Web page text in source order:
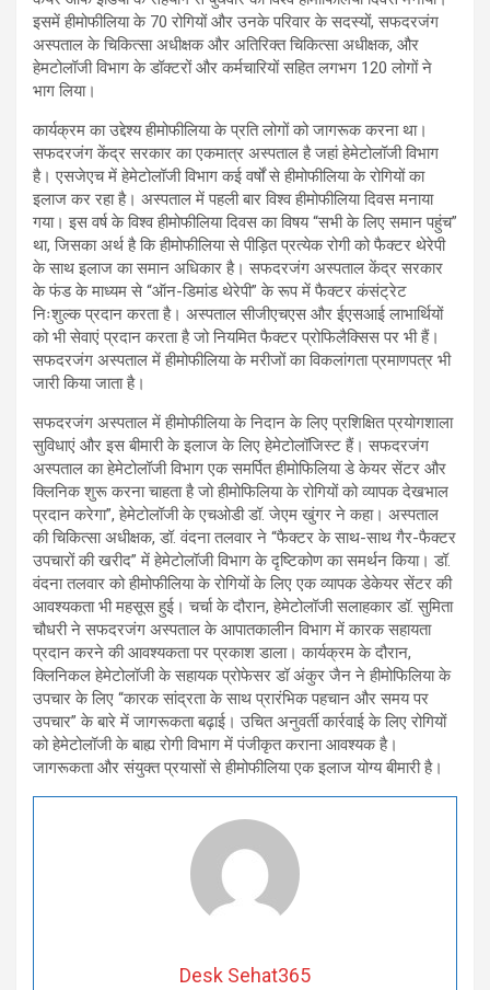
इसमें हीमोफीलिया के 70 रोगियों और उनके परिवार के सदस्यों, सफदरजंग
अस्पताल के चिकित्सा अधीक्षक और अतिरिक्त चिकित्सा अधीक्षक, और
हेमटोलॉजी विभाग के डॉक्टरों और कर्मचारियों सहित लगभग 120 लोगों ने
भाग लिया।
कार्यक्रम का उद्देश्य हीमोफीलिया के प्रति लोगों को जागरूक करना था।
सफदरजंग केंद्र सरकार का एकमात्र अस्पताल है जहां हेमेटोलॉजी विभाग
है। एसजेएच में हेमेटोलॉजी विभाग कई वर्षों से हीमोफीलिया के रोगियों का
इलाज कर रहा है। अस्पताल में पहली बार विश्व हीमोफीलिया दिवस मनाया
गया। इस वर्ष के विश्व हीमोफीलिया दिवस का विषय “सभी के लिए समान पहुंच”
था, जिसका अर्थ है कि हीमोफीलिया से पीड़ित प्रत्येक रोगी को फैक्टर थेरेपी
के साथ इलाज का समान अधिकार है। सफदरजंग अस्पताल केंद्र सरकार
के फंड के माध्यम से “ऑन-डिमांड थेरेपी” के रूप में फैक्टर कंसंट्रेट
निःशुल्क प्रदान करता है। अस्पताल सीजीएचएस और ईएसआई लाभार्थियों
को भी सेवाएं प्रदान करता है जो नियमित फैक्टर प्रोफिलैक्सिस पर भी हैं।
सफदरजंग अस्पताल में हीमोफीलिया के मरीजों का विकलांगता प्रमाणपत्र भी
जारी किया जाता है।
सफदरजंग अस्पताल में हीमोफीलिया के निदान के लिए प्रशिक्षित प्रयोगशाला
सुविधाएं और इस बीमारी के इलाज के लिए हेमेटोलॉजिस्ट हैं। सफदरजंग
अस्पताल का हेमेटोलॉजी विभाग एक समर्पित हीमोफिलिया डे केयर सेंटर और
क्लिनिक शुरू करना चाहता है जो हीमोफिलिया के रोगियों को व्यापक देखभाल
प्रदान करेगा”, हेमेटोलॉजी के एचओडी डॉ. जेएम खुंगर ने कहा। अस्पताल
की चिकित्सा अधीक्षक, डॉ. वंदना तलवार ने “फैक्टर के साथ-साथ गैर-फैक्टर
उपचारों की खरीद” में हेमेटोलॉजी विभाग के दृष्टिकोण का समर्थन किया। डॉ.
वंदना तलवार को हीमोफीलिया के रोगियों के लिए एक व्यापक डेकेयर सेंटर की
आवश्यकता भी महसूस हुई। चर्चा के दौरान, हेमेटोलॉजी सलाहकार डॉ. सुमिता
चौधरी ने सफदरजंग अस्पताल के आपातकालीन विभाग में कारक सहायता
प्रदान करने की आवश्यकता पर प्रकाश डाला। कार्यक्रम के दौरान,
क्लिनिकल हेमेटोलॉजी के सहायक प्रोफेसर डॉ अंकुर जैन ने हीमोफिलिया के
उपचार के लिए “कारक सांद्रता के साथ प्रारंभिक पहचान और समय पर
उपचार” के बारे में जागरूकता बढ़ाई। उचित अनुवर्ती कार्रवाई के लिए रोगियों
को हेमेटोलॉजी के बाह्य रोगी विभाग में पंजीकृत कराना आवश्यक है।
जागरूकता और संयुक्त प्रयासों से हीमोफीलिया एक इलाज योग्य बीमारी है।
Desk Sehat365